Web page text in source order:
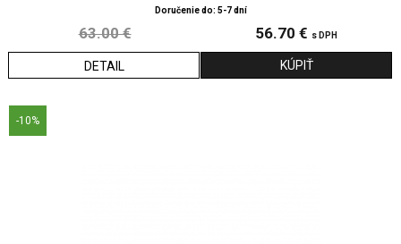
Doručenie do: 5-7 dní
63.00 € 56.70 € s DPH
DETAIL
-10%